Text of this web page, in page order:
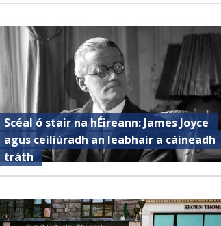
Scéal ó stair na hÉireann: James Joyce
agus ceiliúradh an leabhair a cáineadh
tráth